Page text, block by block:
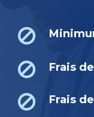
Frais
Frais